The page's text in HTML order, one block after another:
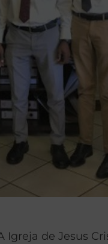
de Jesus